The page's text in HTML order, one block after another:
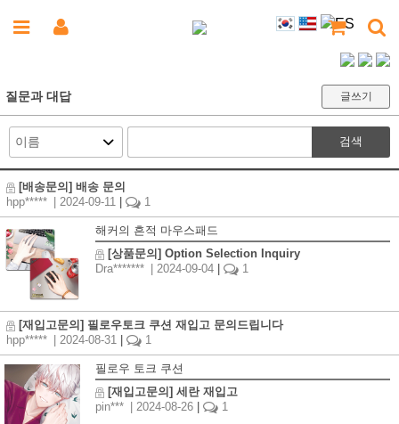
질문과 대답 글쓰기
검색
[배송문의] 배송 문의
hpp*****
| 2024-09-11 1
해커의 흔적 마우스패드
[상품문의] Option Selection Inquiry
Dra*******
| 2024-09-04 1
[재입고문의] 필로우토크 쿠션 재입고 문의드립니다
hpp*****
| 2024-08-31 1
필로우 토크 쿠션
[재입고문의] 세란 재입고
pin***
| 2024-08-26 1